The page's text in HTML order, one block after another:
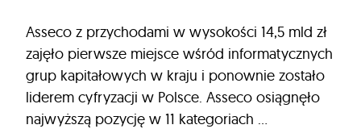
Asseco z przychodami w wysokości 14,5 mld zł
zajęło pierwsze miejsce wśród informatycznych
grup kapitałowych w kraju i ponownie zostało
liderem cyfryzacji w Polsce. Asseco osiągnęło
najwyższą pozycję w 11 kategoriach …